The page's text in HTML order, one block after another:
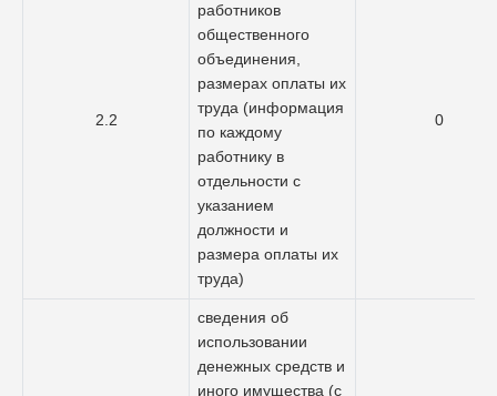
2.2
работников
общественного
объединения,
размерах оплаты их
труда (информация
по каждому
работнику в
отдельности с
указанием
должности и
размера оплаты их
труда)
0
сведения об
использовании
денежных средств и
иного имущества (с